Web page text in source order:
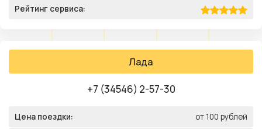
Рейтинг сервиса:
Лада
+7 (34546) 2-57-30
Цена поездки: от 100 рублей